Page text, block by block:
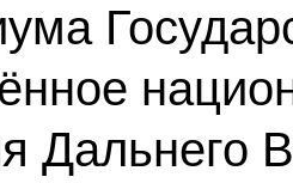
Дальнего